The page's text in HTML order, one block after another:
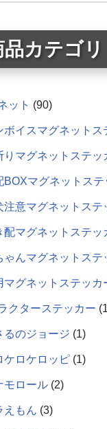
品カテゴリ
ット 90
ボイスマグネットス
りマグネットステッ
BOXマグネットステ
注意マグネットステ
配マグネットステッ
ゃんマグネットステ
マグネットステッカ
クターステッカー
るのジョージ 1
ケロケロッピ 1
モロール 2
えもん 3